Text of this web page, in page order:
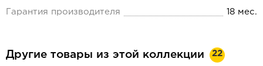
Гарантия производителя 18 мес.
Другие товары из этой коллекции 22